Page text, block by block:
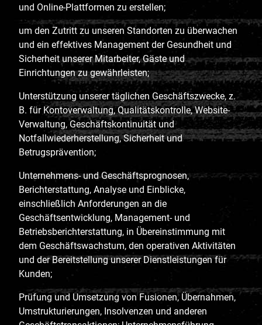
und Online-Plattformen zu erstellen;
um den Zutritt zu unseren Standorten zu überwachen
und ein effektives Management der Gesundheit und
Sicherheit unserer Mitarbeiter, Gäste und
Einrichtungen zu gewährleisten;
Unterstützung unserer täglichen Geschäftszwecke, z.
B. für Kontoverwaltung, Qualitätskontrolle, Website-
Verwaltung, Geschäftskontinuität und
Notfallwiederherstellung, Sicherheit und
Betrugsprävention;
Unternehmens- und Geschäftsprognosen,
Berichterstattung, Analyse und Einblicke,
einschließlich Anforderungen an die
Geschäftsentwicklung, Management- und
Betriebsberichterstattung, in Übereinstimmung mit
dem Geschäftswachstum, den operativen Aktivitäten
und der Bereitstellung unserer Dienstleistungen für
Kunden;
Prüfung und Umsetzung von Fusionen, Übernahmen,
Umstrukturierungen, Insolvenzen und anderen